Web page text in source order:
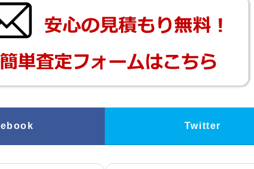
Twitter